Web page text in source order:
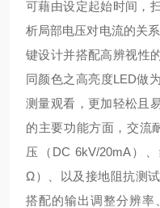
可藉由设定起始时间，
析局部电压对电流的关
键设计并搭配高辨视性
同颜色之高亮度LED做
测量观看，更加轻松且
的主要功能方面，交流
压（DC 6kV/20mA）
Ω）、以及接地阻抗测
搭配的输出调整分辨率